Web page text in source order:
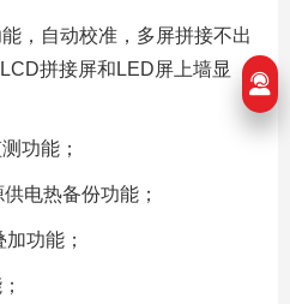
，自动校准，多屏拼接不出
拼接屏和LED屏上墙显
功能；
电热备份功能；
功能；